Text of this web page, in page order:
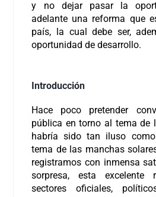
y no dejar pasar la
adelante una reforma que
país, la cual debe ser,
oportunidad de desarrollo.
Introducción
Hace poco pretender
pública en torno al tema de
habría sido tan iluso
tema de las manchas
registramos con inmensa
sorpresa, esta excelente
sectores oficiales,